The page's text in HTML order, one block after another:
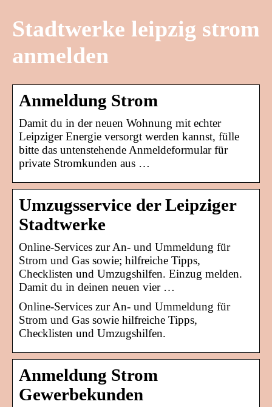
Stadtwerke leipzig strom
anmelden
Anmeldung Strom
Damit du in der neuen Wohnung mit echter
Leipziger Energie versorgt werden kannst, fülle
bitte das untenstehende Anmeldeformular für
private Stromkunden aus …
Umzugsservice der Leipziger
Stadtwerke
Online-Services zur An- und Ummeldung für
Strom und Gas sowie; hilfreiche Tipps,
Checklisten und Umzugshilfen. Einzug melden.
Damit du in deinen neuen vier …
Online-Services zur An- und Ummeldung für
Strom und Gas sowie hilfreiche Tipps,
Checklisten und Umzugshilfen.
Anmeldung Strom
Gewerbekunden